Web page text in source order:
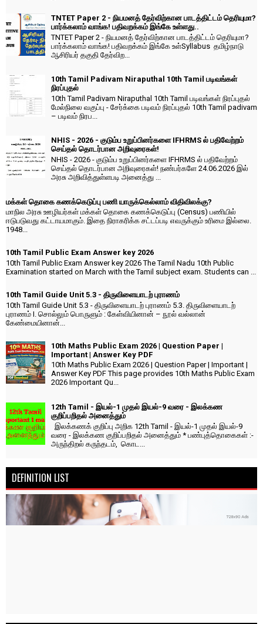
TNTET Paper 2 - நியமனத் தேர்விற்கான பாடத்திட்டம் தெரியுமா?
பார்க்கலாம் வாங்க! பதிவறக்கம் இங்கே உள்ளது..
TNTET Paper 2 - நியமனத் தேர்விற்கான பாடத்திட்டம் தெரியுமா?
பார்க்கலாம் வாங்க! பதிவறக்கம் இங்கே உள்Syllabus தமிழ்நாடு
ஆசிரியர் தகுதி தேர்விற...
10th Tamil Padivam Niraputhal 10th Tamil படிவங்கள்
நிரப்புதல்
10th Tamil Padivam Niraputhal 10th Tamil படிவங்கள் நிரப்புதல்
மேல்நிலை வகுப்பு - சேர்க்கை படிவம் நிரப்புதல் 10th Tamil padivam
– படிவம் நிரப...
NHIS - 2026 - குடும்ப உறுப்பினர்களை IFHRMS ல் பதிவேற்றம்
செய்தல் தொடர்பான அறிவுரைகள்!
NHIS - 2026 - குடும்ப உறுப்பினர்களை IFHRMS ல் பதிவேற்றம்
செய்தல் தொடர்பான அறிவுரைகள்! நண்பர்களே 24.06.2026 இல்
அரசு அறிவித்துள்ளபடி அனைத்து ...
மக்கள் தொகை கணக்கெடுப்பு பணி யாருக்கெல்லாம் விதிவிலக்கு?
மாநில அரசு ஊழியர்கள் மக்கள் தொகை கணக்கெடுப்பு (Census) பணியில்
ஈடுபடுவது கட்டாயமாகும். இதை நிராகரிக்க சட்டப்படி எவருக்கும் உரிமை இல்லை.
1948...
10th Tamil Public Exam Answer key 2026
10th Tamil Public Exam Answer key 2026 The Tamil Nadu 10th Public
Examination started on March with the Tamil subject exam. Students can ...
10th Tamil Guide Unit 5.3 - திருவிளையாடற் புராணம்
10th Tamil Guide Unit 5.3 - திருவிளையாடற் புராணம் 5.3. திருவிளையாடற்
புராணம் I. சொல்லும் பொருளும் : கேள்வியினான் – நூல் வல்லான்
கேண்மையினான்...
10th Maths Public Exam 2026 | Question Paper |
Important | Answer Key PDF
10th Maths Public Exam 2026 | Question Paper | Important |
Answer Key PDF This page provides 10th Maths Public Exam
2026 Important Qu...
12th Tamil - இயல்-1 முதல் இயல்-9 வரை - இலக்கண
குறிப்பறிதல் அனைத்தும்
இலக்கணக் குறிப்பு அறிக 12th Tamil - இயல்-1 முதல் இயல்-9
வரை - இலக்கண குறிப்பறிதல் அனைத்தும் * பண்புத்தொகைகள் :-
அருந்திறல் கருந்தடம், கொட...
DEFINITION LIST